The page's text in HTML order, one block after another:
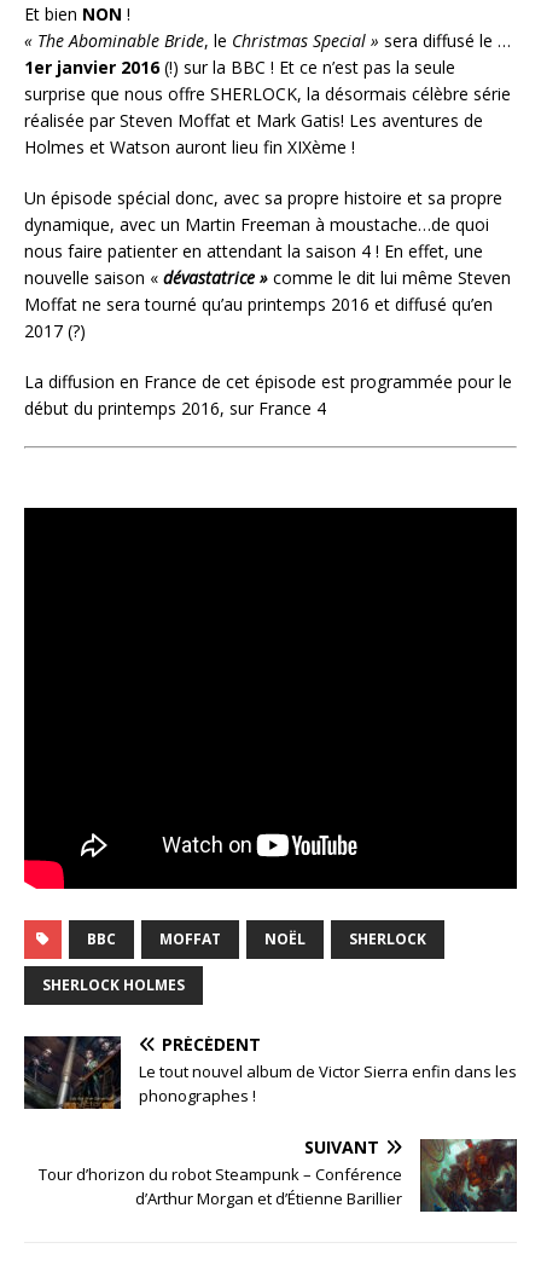
Et bien NON !
« The Abominable Bride, le Christmas Special » sera diffusé le …
1er janvier 2016(!) sur la BBC ! Et ce n’est pas la seule
surprise que nous offre SHERLOCK, la désormais célèbre série
réalisée par Steven Moffat et Mark Gatis! Les aventures de
Holmes et Watson auront lieu fin XIXème !
Un épisode spécial donc, avec sa propre histoire et sa propre
dynamique, avec un Martin Freeman à moustache…de quoi
nous faire patienter en attendant la saison 4 ! En effet, une
nouvelle saison « dévastatrice » comme le dit lui même Steven
Moffat ne sera tourné qu’au printemps 2016 et diffusé qu’en
2017 (?)
La diffusion en France de cet épisode est programmée pour le
début du printemps 2016, sur France 4
BBC MOFFAT NOËL SHERLOCK
SHERLOCK HOLMES
PRÉCÉDENT
Le tout nouvel album de Victor Sierra enfin dans les
phonographes !
SUIVANT
Tour d’horizon du robot Steampunk – Conférence
d’Arthur Morgan et d’Étienne Barillier